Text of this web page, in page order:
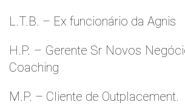
L.T.B. – Ex funcionário da Agnis
H.P. – Gerente Sr Novos
Coaching
M.P. – Cliente de Outplacement.